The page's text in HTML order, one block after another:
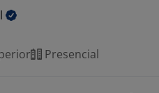
Presencial